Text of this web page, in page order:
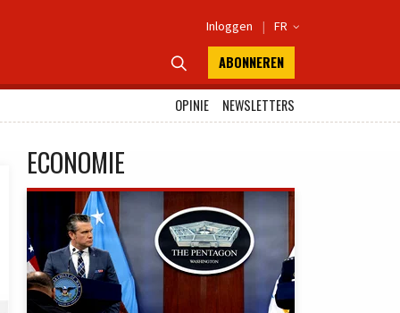
Inloggen | FR 
 ABONNEREN
OPINIE
NEWSLETTERS
ECONOMIE